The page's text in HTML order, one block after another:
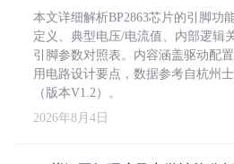
本文详细解析BP2863芯片的引脚功
定义、典型电压/电流值、内部逻辑
引脚参数对照表。内容涵盖驱动配
用电路设计要点，数据参考自杭州
（版本V1.2）。
2026年8月4日